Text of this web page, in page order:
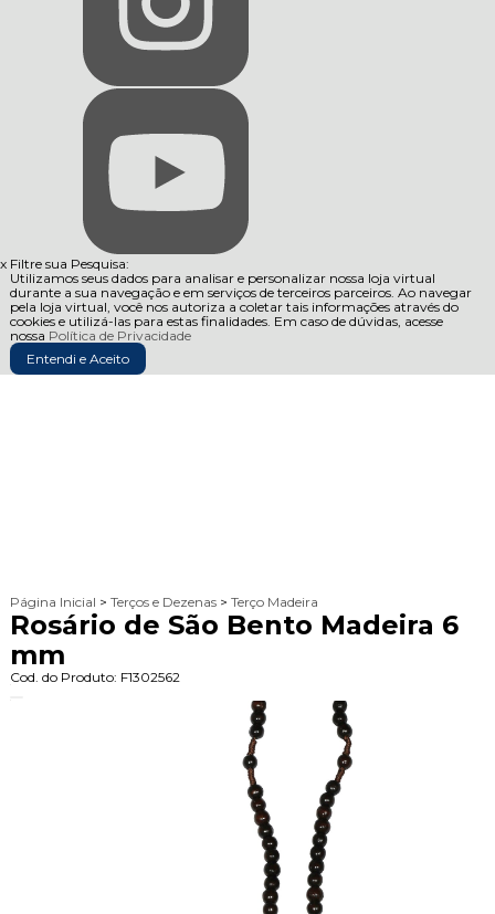
x Filtre sua Pesquisa:
Utilizamos seus dados para analisar e personalizar nossa loja virtual
durante a sua navegação e em serviços de terceiros parceiros. Ao navegar
pela loja virtual, você nos autoriza a coletar tais informações através do
cookies e utilizá-las para estas finalidades. Em caso de dúvidas, acesse
nossa Política de Privacidade
Entendi e Aceito
Página Inicial > Terços e Dezenas > Terço Madeira
Rosário de São Bento Madeira 6
mm
Cod. do Produto: F1302562